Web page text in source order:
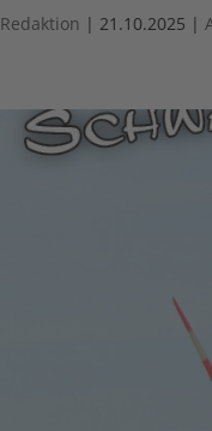
Redaktion | 21.10.2025 |